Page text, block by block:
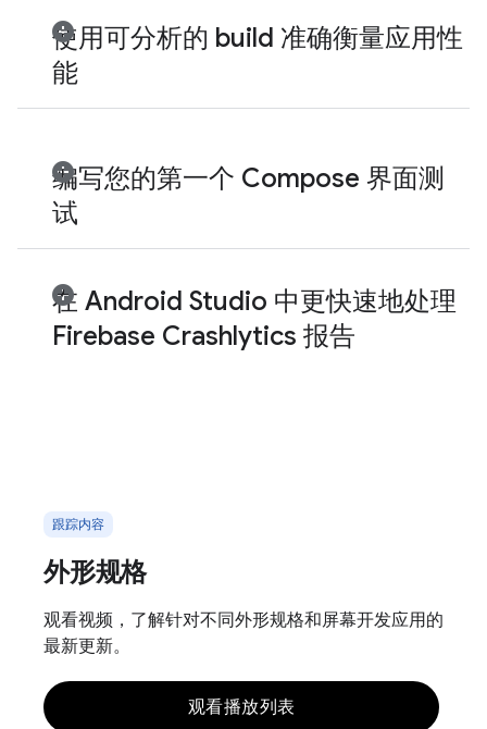
使用可分析的 build 准确衡量应用性
能
编写您的第一个 Compose 界面测
试
在 Android Studio 中更快速地处理
Firebase Crashlytics 报告
跟踪内容
外形规格
观看视频，了解针对不同外形规格和屏幕开发应用的
最新更新。
观看播放列表